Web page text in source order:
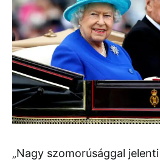
„Nagy szomorúsággal